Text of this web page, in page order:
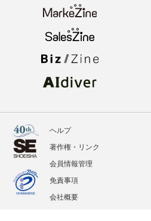
ヘルプ
著作権・リンク
会員情報管理
免責事項
会社概要